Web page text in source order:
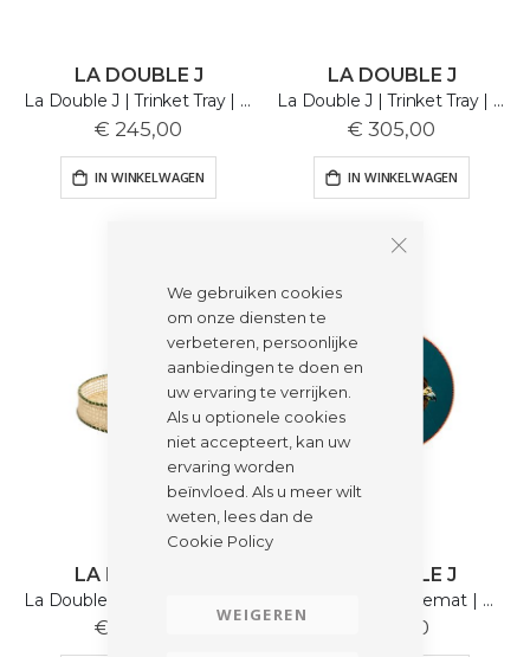
We gebruiken cookies
om onze diensten te
verbeteren, persoonlijke
aanbiedingen te doen en
uw ervaring te verrijken.
Als u optionele cookies
niet accepteert, kan uw
ervaring worden
beïnvloed. Als u meer wilt
weten, lees dan de
Cookie Policy
WEIGEREN
LA DOUBLE J
La Double J | Trinket Tray | Leafbug
€ 245,00
IN WINKELWAGEN
LA DOUBLE J
La Double J | Trinket Tray | Leafflyer
€ 305,00
IN WINKELWAGEN
LA DOUBLE J
€ 245,00
LA DOUBLE J
La Double J | Placemat | Wingcone
€ 70,00